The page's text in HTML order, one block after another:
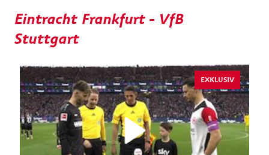
Eintracht Frankfurt - VfB
Stuttgart
EXKLUSIV